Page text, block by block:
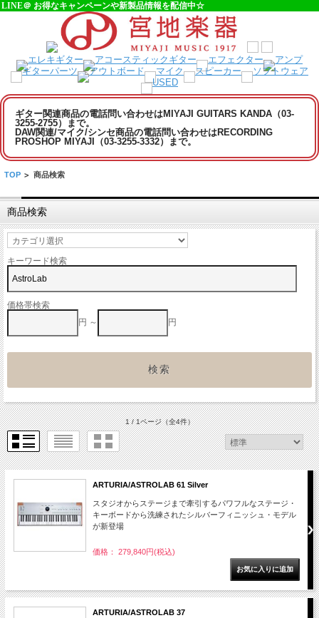
LINE＠ お得なキャンペーンや新製品情報を配信中☆
ギター関連商品の電話問い合わせはMIYAJI GUITARS KANDA（03-
3255-2755）まで。
DAW関連/マイク/シンセ商品の電話問い合わせはRECORDING
PROSHOP MIYAJI（03-3255-3332）まで。
TOP > 商品検索
商品検索
キーワード検索
価格帯検索
円 ～
円
1 / 1ページ（全4件）
ARTURIA/ASTROLAB 61 Silver
スタジオからステージまで牽引するパワフルなステージ・
キーボードから洗練されたシルバーフィニッシュ・モデル
が新登場
価格： 279,840円(税込)
ARTURIA/ASTROLAB 37